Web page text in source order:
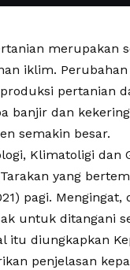
merupakan
iklim.
pertanian
banjir dan
semakin besar.
Klimatoligi dan
yang
pagi.
untuk ditangani
itu diungkapkan
penjelasan